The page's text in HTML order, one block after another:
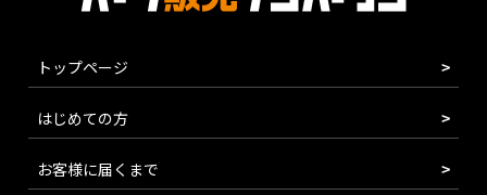
トップページ
はじめての方
お客様に届くまで